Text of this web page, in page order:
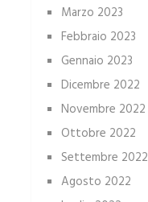
Marzo 2023
Febbraio 2023
Gennaio 2023
Dicembre 2022
Novembre 2022
Ottobre 2022
Settembre 2022
Agosto 2022